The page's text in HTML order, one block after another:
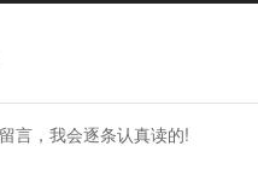
言，我会逐条认真读的!